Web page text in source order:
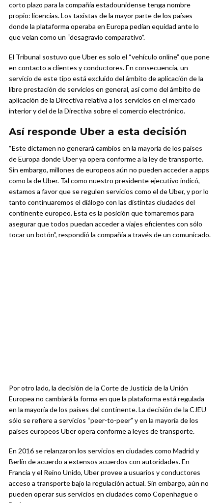
corto plazo para la compañía estadounidense tenga nombre
propio: licencias. Los taxistas de la mayor parte de los países
donde la plataforma operaba en Europa pedían equidad ante lo
que veían como un “desagravio comparativo”.
El Tribunal sostuvo que Uber es solo el “vehículo online” que pone
en contacto a clientes y conductores. En consecuencia, un
servicio de este tipo está excluido del ámbito de aplicación de la
libre prestación de servicios en general, así como del ámbito de
aplicación de la Directiva relativa a los servicios en el mercado
interior y del de la Directiva sobre el comercio electrónico.
Así responde Uber a esta decisión
“Este dictamen no generará cambios en la mayoría de los países
de Europa donde Uber ya opera conforme a la ley de transporte.
Sin embargo, millones de europeos aún no pueden acceder a apps
como la de Uber. Tal como nuestro presidente ejecutivo indicó,
estamos a favor que se regulen servicios como el de Uber, y por lo
tanto continuaremos el diálogo con las distintas ciudades del
continente europeo. Esta es la posición que tomaremos para
asegurar que todos puedan acceder a viajes eficientes con sólo
tocar un botón”, respondió la compañía a través de un comunicado.
Por otro lado, la decisión de la Corte de Justicia de la Unión
Europea no cambiará la forma en que la plataforma está regulada
en la mayoría de los países del continente. La decisión de la CJEU
sólo se refiere a servicios “peer-to-peer” y en la mayoría de los
países europeos Uber opera conforme a leyes de transporte.
En 2016 se relanzaron los servicios en ciudades como Madrid y
Berlín de acuerdo a extensos acuerdos con autoridades. En
Francia y el Reino Unido, Uber provee a usuarios y conductores
acceso a transporte bajo la regulación actual. Sin embargo, aún no
pueden operar sus servicios en ciudades como Copenhague o